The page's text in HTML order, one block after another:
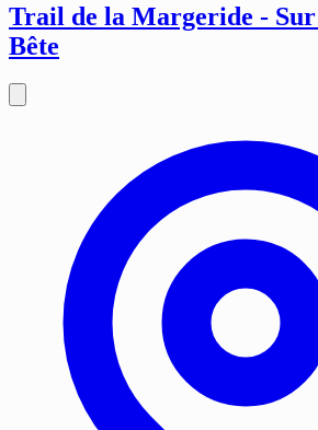
Trail de la Margeride - Sur
Bête